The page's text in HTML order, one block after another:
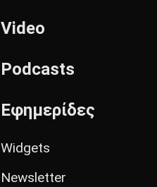
Video
Podcasts
Εφημερίδες
Widgets
Newsletter